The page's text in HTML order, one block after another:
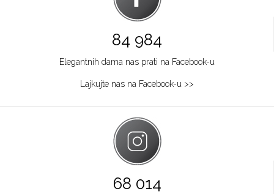
84 984
Elegantnih dama nas prati na Facebook-u
Lajkujte nas na Facebook-u >>
68 014